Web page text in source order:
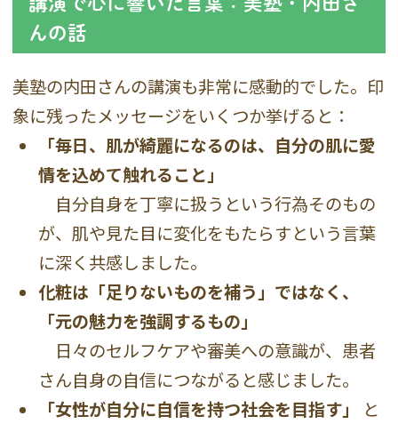
んの話
美塾の内田さんの講演も非常に感動的でした。印
象に残ったメッセージをいくつか挙げると：
「毎日、肌が綺麗になるのは、自分の肌に愛
情を込めて触れること」
自分自身を丁寧に扱うという行為そのもの
が、肌や見た目に変化をもたらすという言葉
に深く共感しました。
化粧は「足りないものを補う」ではなく、
「元の魅力を強調するもの」
日々のセルフケアや審美への意識が、患者
さん自身の自信につながると感じました。
「女性が自分に自信を持つ社会を目指す」
と